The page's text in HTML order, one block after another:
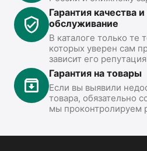
Гарантия качества
обслуживание
В каталоге только те
которых уверен сам
зависит его
Гарантия на товары
Если вы выявили
товара, обязательно
мы проконтролируем